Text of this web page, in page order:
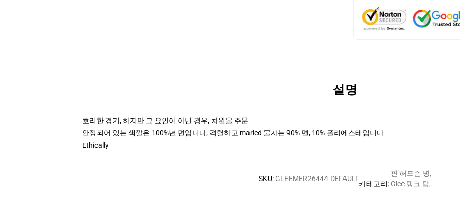
설명
호리한 경기, 하지만 그 요인이 아닌 경우, 차원을 주문
안정되어 있는 색깔은 100%년 면입니다; 격렬하고 marled 물자는 90% 면, 10% 폴리에스테입니다
Ethically
SKU: GLEEMER26444-DEFAULT
카테고리:
핀 허드슨 병,
Glee 탱크 탑,